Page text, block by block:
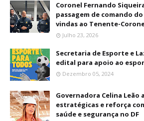
Coronel Fernando
passagem de comando do
vindas ao Tenente-
Julho 23, 2026
Secretaria de Esporte e
edital para apoio ao
Dezembro 05, 2024
Governadora Celina Leão
estratégicas e reforça
saúde e segurança no DF